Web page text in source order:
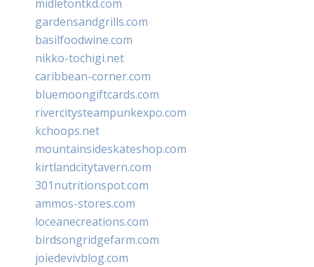
midletontkd.com
gardensandgrills.com
basilfoodwine.com
nikko-tochigi.net
caribbean-corner.com
bluemoongiftcards.com
rivercitysteampunkexpo.com
kchoops.net
mountainsideskateshop.com
kirtlandcitytavern.com
301nutritionspot.com
ammos-stores.com
loceanecreations.com
birdsongridgefarm.com
joiedevivblog.com